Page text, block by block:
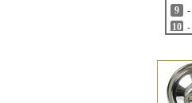
9
-
10 -